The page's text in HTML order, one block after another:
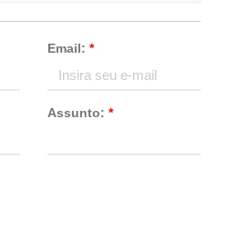
Email: *
Assunto: *